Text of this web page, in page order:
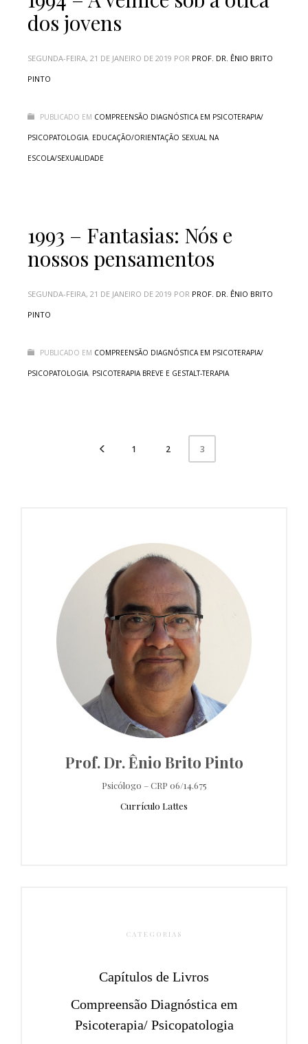
dos jovens
SEGUNDA-FEIRA, 21 DE JANEIRO DE 2019 POR PROF. DR. ÊNIO BRITO
PINTO
PUBLICADO EM COMPREENSÃO DIAGNÓSTICA EM PSICOTERAPIA/
PSICOPATOLOGIA, EDUCAÇÃO/ORIENTAÇÃO SEXUAL NA
ESCOLA/SEXUALIDADE
1993 – Fantasias: Nós e
nossos pensamentos
SEGUNDA-FEIRA, 21 DE JANEIRO DE 2019 POR PROF. DR. ÊNIO BRITO
PINTO
PUBLICADO EM COMPREENSÃO DIAGNÓSTICA EM PSICOTERAPIA/
PSICOPATOLOGIA, PSICOTERAPIA BREVE E GESTALT-TERAPIA
1 2 3
Prof. Dr. Ênio Brito Pinto
Psicólogo – CRP 06/14.675
Currículo Lattes
CATEGORIAS
Capítulos de Livros
Compreensão Diagnóstica em
Psicoterapia/ Psicopatologia